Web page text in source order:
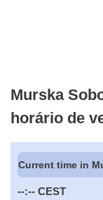
Murska
horário de
Current time in
--:-- CEST